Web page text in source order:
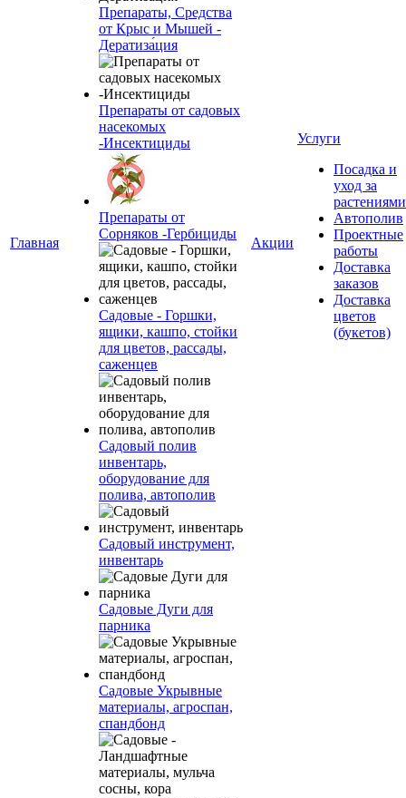
Главная
Препараты, Средства
от Крыс и Мышей -
Дератиза́ция
Препараты от садовых
насекомых
-Инсектициды
Препараты от
Сорняков -Гербициды
Садовые - Горшки,
ящики, кашпо, стойки
для цветов, рассады,
саженцев
Садовый полив
инвентарь,
оборудование для
полива, автополив
Садовый инструмент,
инвентарь
Садовые Дуги для
парника
Садовые Укрывные
материалы, агроспан,
спандбонд
Акции
Услуги
Посадка и
уход за
растениями
Автополив
Проектные
работы
Доставка
заказов
Доставка
цветов
(букетов)